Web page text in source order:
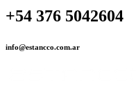
+54 376 5042604
info@estancco.com.ar